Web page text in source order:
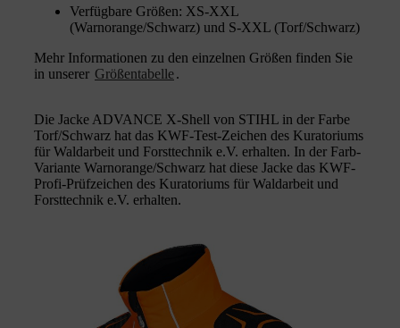
Verfügbare Größen: XS-XXL
(Warnorange/Schwarz) und S-XXL (Torf/Schwarz)
Mehr Informationen zu den einzelnen Größen finden Sie
in unserer Größentabelle.
Die Jacke ADVANCE X-Shell von STIHL in der Farbe
Torf/Schwarz hat das KWF-Test-Zeichen des Kuratoriums
für Waldarbeit und Forsttechnik e.V. erhalten. In der Farb-
Variante Warnorange/Schwarz hat diese Jacke das KWF-
Profi-Prüfzeichen des Kuratoriums für Waldarbeit und
Forsttechnik e.V. erhalten.